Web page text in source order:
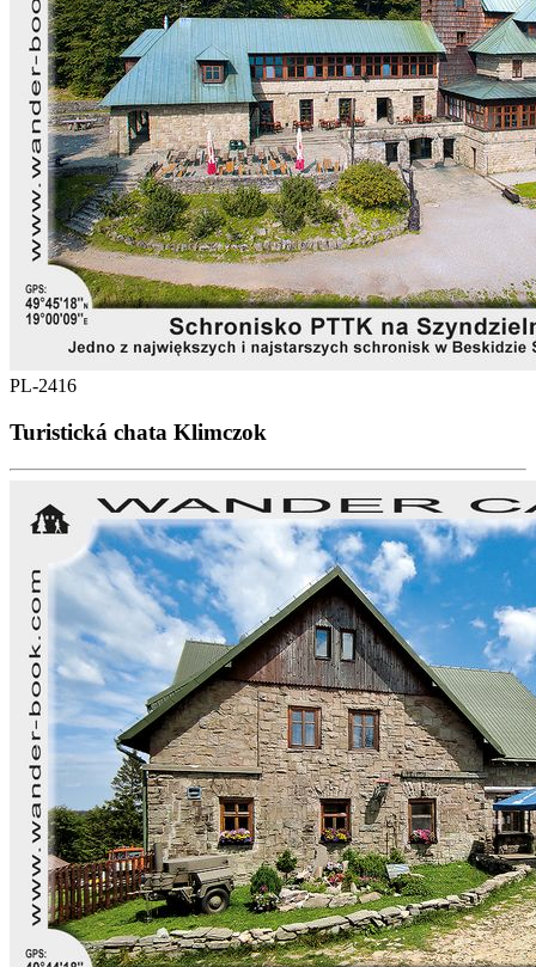
PL-2416
Turistická chata Klimczok